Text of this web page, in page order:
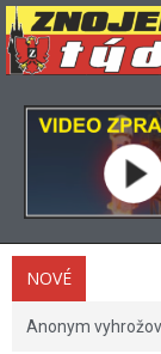
NOVÉ
Anonym